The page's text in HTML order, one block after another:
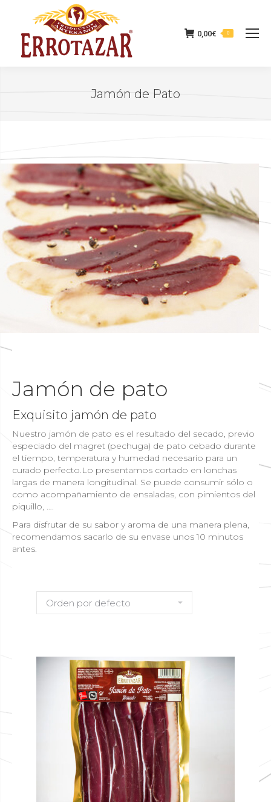
0,00€ 0
Jamón de Pato
Jamón de pato
Exquisito jamón de pato
Nuestro jamón de pato es el resultado del secado, previo
especiado del magret (pechuga) de pato cebado durante
el tiempo, temperatura y humedad necesario para un
curado perfecto.Lo presentamos cortado en lonchas
largas de manera longitudinal. Se puede consumir sólo o
como acompañamiento de ensaladas, con pimientos del
piquillo, ….
Para disfrutar de su sabor y aroma de una manera plena,
recomendamos sacarlo de su envase unos 10 minutos
antes.